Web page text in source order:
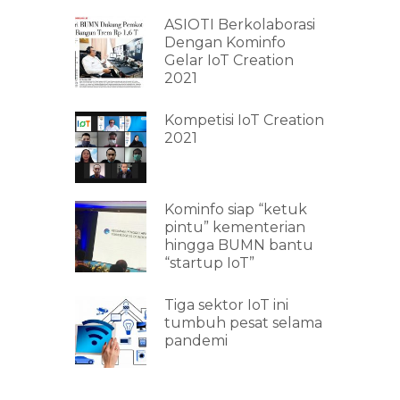
ASIOTI Berkolaborasi
Dengan Kominfo
Gelar IoT Creation
2021
Kompetisi IoT Creation
2021
Kominfo siap “ketuk
pintu” kementerian
hingga BUMN bantu
“startup IoT”
Tiga sektor IoT ini
tumbuh pesat selama
pandemi